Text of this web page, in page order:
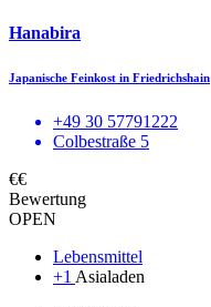
Hanabira
Japanische Feinkost in Friedrichshain
+49 30 57791222
Colbestraße 5
€€
Bewertung
OPEN
Lebensmittel
+1 Asialaden